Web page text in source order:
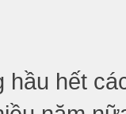
hầu hết